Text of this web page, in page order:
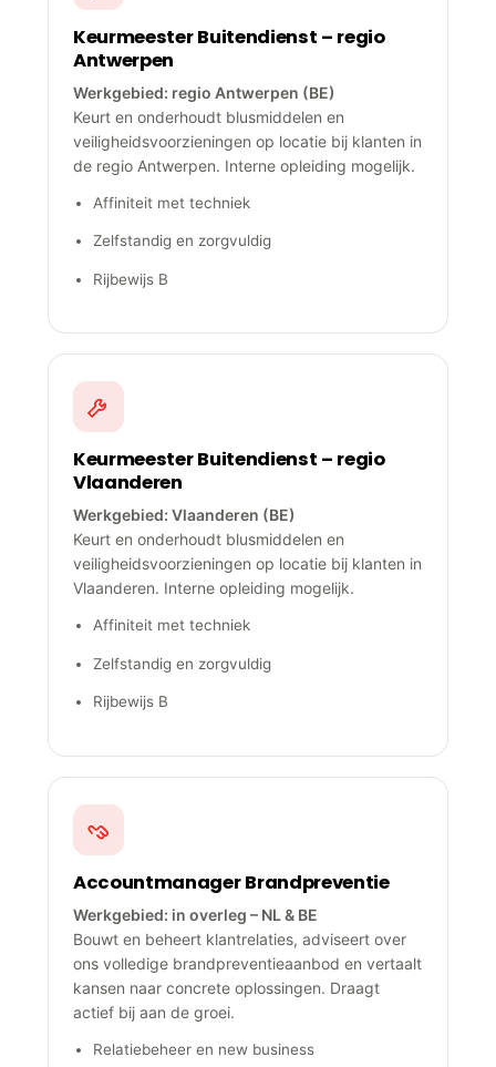
Keurmeester Buitendienst – regio
Antwerpen
Werkgebied: regio Antwerpen (BE)
Keurt en onderhoudt blusmiddelen en
veiligheidsvoorzieningen op locatie bij klanten in
de regio Antwerpen. Interne opleiding mogelijk.
Affiniteit met techniek
Zelfstandig en zorgvuldig
Rijbewijs B
Keurmeester Buitendienst – regio
Vlaanderen
Werkgebied: Vlaanderen (BE)
Keurt en onderhoudt blusmiddelen en
veiligheidsvoorzieningen op locatie bij klanten in
Vlaanderen. Interne opleiding mogelijk.
Affiniteit met techniek
Zelfstandig en zorgvuldig
Rijbewijs B
Accountmanager Brandpreventie
Werkgebied: in overleg – NL & BE
Bouwt en beheert klantrelaties, adviseert over
ons volledige brandpreventieaanbod en vertaalt
kansen naar concrete oplossingen. Draagt
actief bij aan de groei.
Relatiebeheer en new business